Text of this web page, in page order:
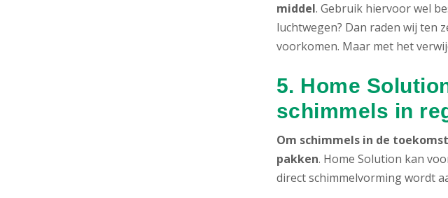
middel. Gebruik hiervoor wel
luchtwegen? Dan raden wij ten
voorkomen. Maar met het
5. Home
schimmels in
Om schimmels in de
pakken. Home Solution kan
direct schimmelvorming wordt